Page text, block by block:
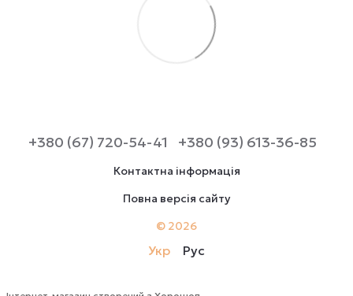
+380 (67) 720-54-41 +380 (93) 613-36-85
Контактна інформація
Повна версія сайту
© 2026
Укр Рус